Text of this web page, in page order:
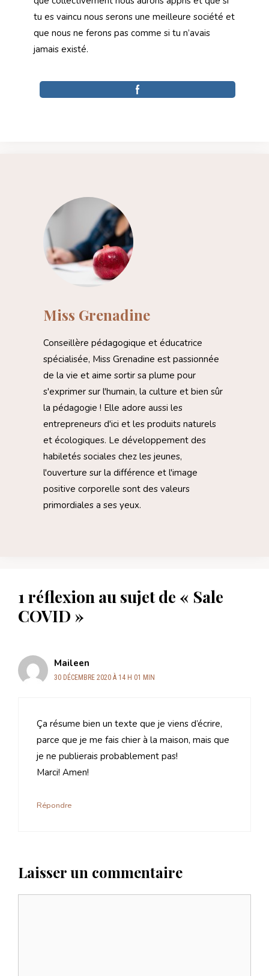
tu es vaincu nous serons une meilleure société et
que nous ne ferons pas comme si tu n’avais
jamais existé.
Miss Grenadine
Conseillère pédagogique et éducatrice
spécialisée, Miss Grenadine est passionnée
de la vie et aime sortir sa plume pour
s'exprimer sur l'humain, la culture et bien sûr
la pédagogie ! Elle adore aussi les
entrepreneurs d'ici et les produits naturels
et écologiques. Le développement des
habiletés sociales chez les jeunes,
l'ouverture sur la différence et l'image
positive corporelle sont des valeurs
primordiales a ses yeux.
1 réflexion au sujet de « Sale
COVID »
Maileen
30 DÉCEMBRE 2020 À 14 H 01 MIN
Ça résume bien un texte que je viens d’écrire,
parce que je me fais chier à la maison, mais que
je ne publierais probablement pas!
Marci! Amen!
Répondre
Laisser un commentaire